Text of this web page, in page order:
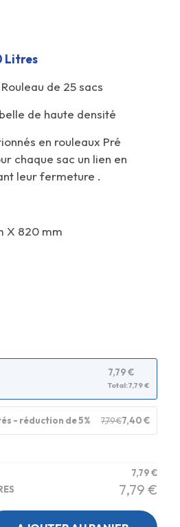
Litres
de 25 sacs
de haute densité
en rouleaux Pré
chaque sac un lien en
leur fermeture .
X 820 mm
7,79€
Total:7,79€
- réduction de 5% 7,79€7,40€
7,79€
7,79 €